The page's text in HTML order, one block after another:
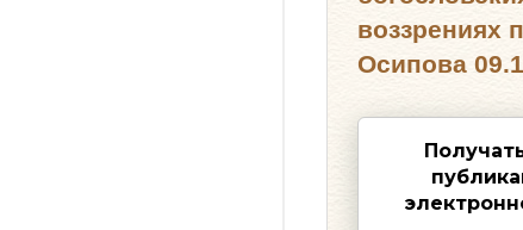
воззрениях
Осипова